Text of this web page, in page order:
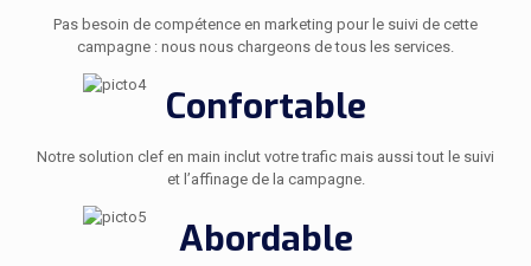
Pas besoin de compétence en marketing pour le suivi de cette
campagne : nous nous chargeons de tous les services.
Confortable
Notre solution clef en main inclut votre trafic mais aussi tout le suivi
et l’affinage de la campagne.
Abordable